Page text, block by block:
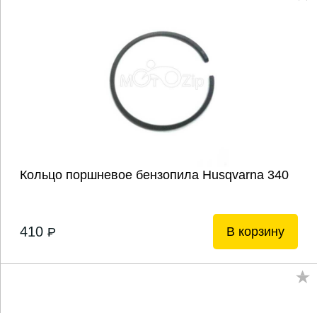
Кольцо поршневое бензопила Husqvarna 340
410 P В корзину